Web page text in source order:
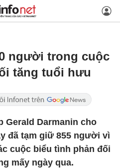
người trong cuộc
tăng tuổi hưu
Gerald Darmanin cho
đã tạm giữ 855 người vì
cuộc biểu tình phản đối
mấy ngày qua.